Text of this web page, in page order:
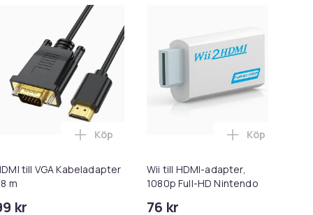
adapter Kompatibel med Nintendo Wii – Full HD 1080p
till VGA Kabeladapter
m
kr
Lägg till HDMI till VGA Kabeladapter 1,8 m i
Köp
Wii till HDMI-adapter,
1080p Full-HD Nintendo
76 kr
Lägg till Wii
Köp